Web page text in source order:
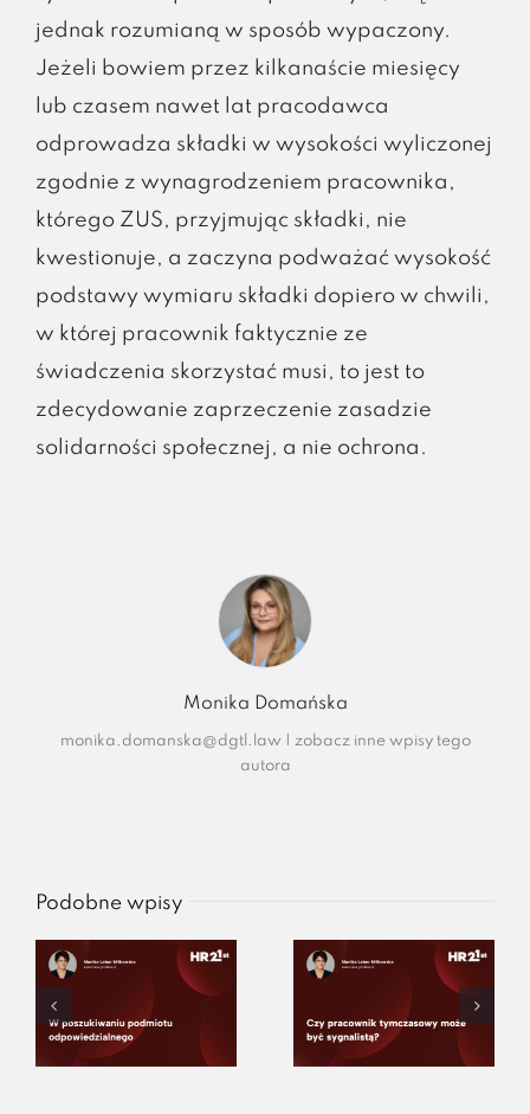
jednak rozumianą w sposób wypaczony.
Jeżeli bowiem przez kilkanaście miesięcy
lub czasem nawet lat pracodawca
odprowadza składki w wysokości wyliczonej
zgodnie z wynagrodzeniem pracownika,
którego ZUS, przyjmując składki, nie
kwestionuje, a zaczyna podważać wysokość
podstawy wymiaru składki dopiero w chwili,
w której pracownik faktycznie ze
świadczenia skorzystać musi, to jest to
zdecydowanie zaprzeczenie zasadzie
solidarności społecznej, a nie ochrona.
Monika Domańska
monika.domanska@dgtl.law
zobacz inne wpisy tego
autora
Podobne wpisy